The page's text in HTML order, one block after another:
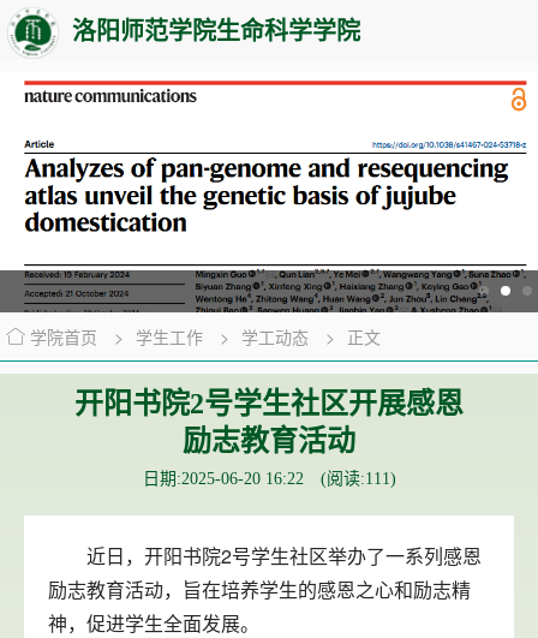
洛阳师范学院生命科学学院
学院首页 > 学生工作 > 学工动态 > 正文
开阳书院2号学生社区开展感恩
励志教育活动
日期:2025-06-20 16:22 (阅读:111)
近日，开阳书院2号学生社区举办了一系列感恩
励志教育活动，旨在培养学生的感恩之心和励志精
神，促进学生全面发展。